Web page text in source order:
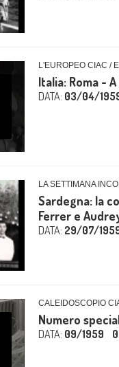
L'EUROPEO CIAC /
Italia: Roma -
DATA: 03/04/
LA SETTIMANA
Sardegna: la
Ferrer e
DATA: 29/07/
CALEIDOSCOPIO
Numero
DATA: 09/1959